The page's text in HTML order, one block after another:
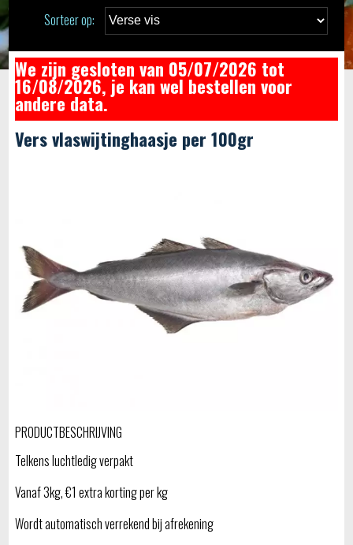
Sorteer op:
We zijn gesloten van 05/07/2026 tot
16/08/2026, je kan wel bestellen voor
andere data.
Vers vlaswijtinghaasje per 100gr
PRODUCTBESCHRIJVING
Telkens luchtledig verpakt
Vanaf 3kg, €1 extra korting per kg
Wordt automatisch verrekend bij afrekening